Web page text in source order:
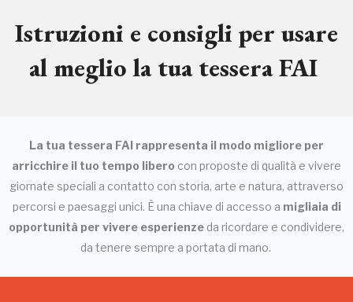
Istruzioni e consigli per usare
al meglio la tua tessera FAI
La tua tessera FAI rappresenta il modo migliore per
arricchire il tuo tempo libero con proposte di qualità e vivere
giornate speciali a contatto con storia, arte e natura, attraverso
percorsi e paesaggi unici. È una chiave di accesso a migliaia di
opportunità per vivere esperienze da ricordare e condividere,
da tenere sempre a portata di mano.